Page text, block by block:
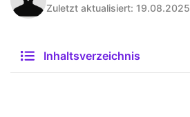
Zuletzt aktualisiert: 19.08.2025
Inhaltsverzeichnis